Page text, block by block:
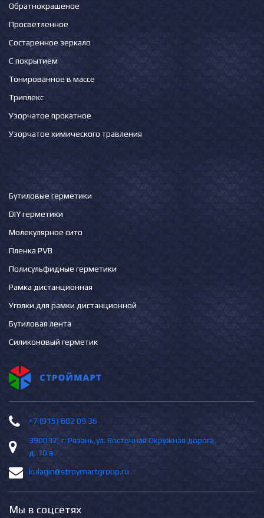
Обратнокрашеное
Просветленное
Состаренное зеркало
С покрытием
Тонированное в массе
Триплекс
Узорчатое прокатное
Узорчатое химического травления
Бутиловые герметики
DIY герметики
Молекулярное сито
Пленка PVB
Полисульфидные герметики
Рамка дистанционная
Уголки для рамки дистанционной
Бутиловая лента
Силиконовый герметик
+7 (915) 602 09 36
390037, г. Рязань,ул. Восточная Окружная дорога,
д. 10 а
kulagin@stroymartgroup.ru
Мы в соцсетях